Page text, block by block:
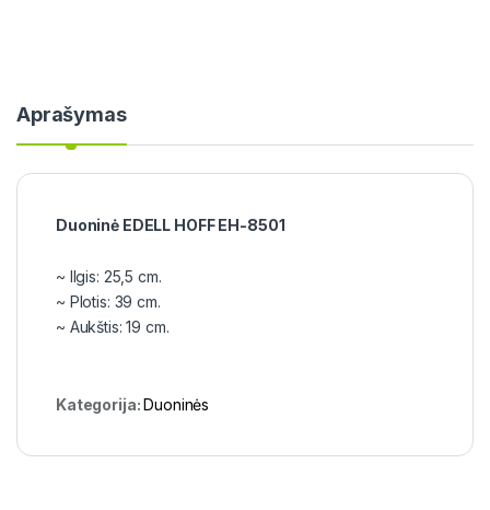
Aprašymas
Duoninė EDELL HOFF EH-8501
~ Ilgis: 25,5 cm.
~ Plotis: 39 cm.
~ Aukštis: 19 cm.
Kategorija:Duoninės